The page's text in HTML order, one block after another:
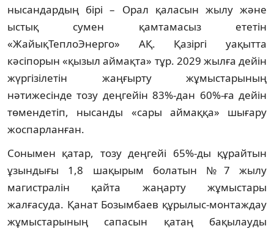
нысандардың бірі – Орал қаласын жылу және
ыстық сумен қамтамасыз ететін
«ЖайықТеплоЭнерго» АҚ. Қазіргі уақытта
кәсіпорын «қызыл аймақта» тұр. 2029 жылға дейін
жүргізілетін жаңғырту жұмыстарының
нәтижесінде тозу деңгейін 83%-дан 60%-ға дейін
төмендетіп, нысанды «сары аймаққа» шығару
жоспарланған.
Сонымен қатар, тозу деңгейі 65%-ды құрайтын
ұзындығы 1,8 шақырым болатын №7 жылу
магистралін қайта жаңарту жұмыстары
жалғасуда. Қанат Бозымбаев құрылыс-монтаждау
жұмыстарының сапасын қатаң бақылауды